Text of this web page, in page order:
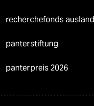
recherchefonds ausland
panterstiftung
panterpreis 2026